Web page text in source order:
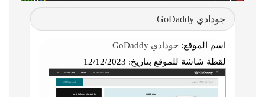
جودادي GoDaddy
اسم الموقع: جودادي GoDaddy
لقطة شاشة للموقع بتاريخ: